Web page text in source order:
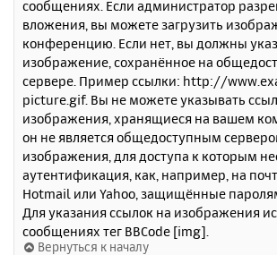
сообщениях. Если администратор
вложения, вы можете загрузить
конференцию. Если нет, вы должны
изображение, сохранённое на
сервере. Пример ссылки: http://
picture.gif. Вы не можете указывать
изображения, хранящиеся на вашем
он не является общедоступным
изображения, для доступа к которым
аутентификация, как, например, на
Hotmail или Yahoo, защищённые
Для указания ссылок на изображения
сообщениях тег BBCode [img].
Вернуться к началу